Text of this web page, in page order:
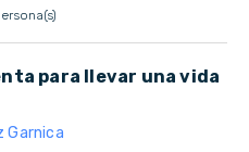
para llevar una vida
Garnica